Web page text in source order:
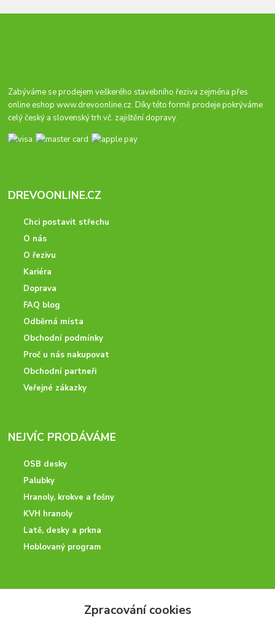
Zabýváme se prodejem veškerého stavebního řeziva zejména přes
online eshopwww.drevoonline.cz. Díky této formě prodeje pokrýváme
celý český a slovenský trh vč. zajištění dopravy.
DREVOONLINE.CZ
Chci postavit střechu
O nás
O řezivu
Kariéra
Doprava
FAQ blog
Odběrná místa
Obchodní podmínky
Proč u nás nakupovat
Obchodní partneři
Veřejné zákazky
NEJVÍC PRODÁVÁME
OSB desky
Palubky
Hranoly, krokve a fošny
KVH hranoly
Latě, desky a prkna
Hoblovaný program
Potřebujete poradit? Neváhejte nás kontaktovat.
Zpracování cookies